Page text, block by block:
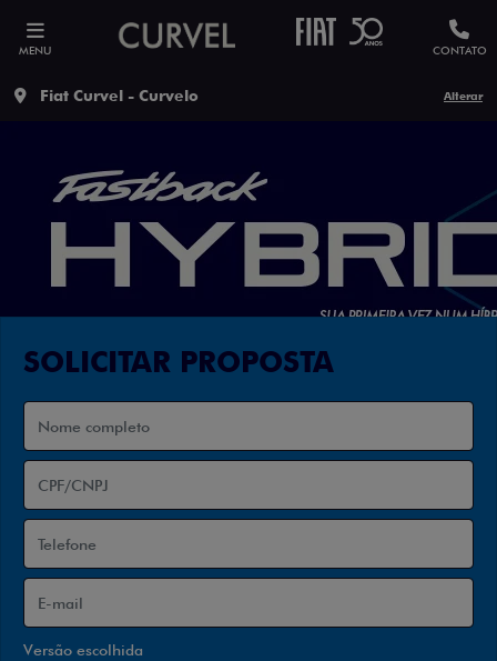
MENU CONTATO
Fiat Curvel - Curvelo Alterar
SOLICITAR PROPOSTA
Versão escolhida